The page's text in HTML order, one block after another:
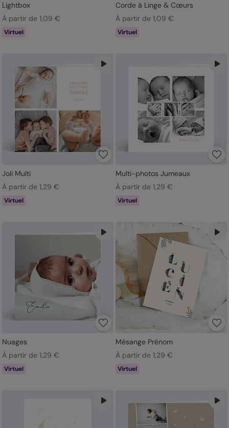
Lightbox
À partir de 1,09 €
Virtuel
Corde à Linge & Cœurs
À partir de 1,09 €
Virtuel
Joli Multi
À partir de 1,29 €
Virtuel
Multi-photos Jumeaux
À partir de 1,29 €
Virtuel
Nuages
À partir de 1,29 €
Virtuel
Mésange Prénom
À partir de 1,29 €
Virtuel